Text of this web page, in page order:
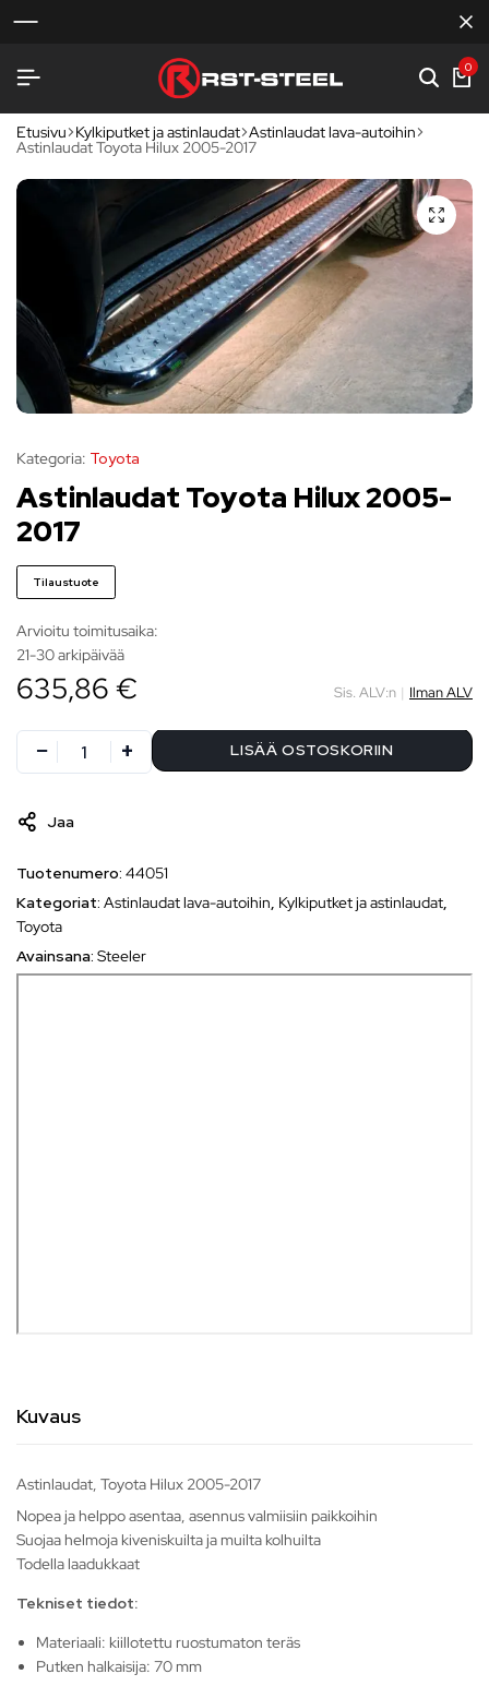
0
Etusivu Kylkiputket ja astinlaudat Astinlaudat lava-autoihin
Astinlaudat Toyota Hilux 2005-2017
Kategoria: Toyota
Astinlaudat Toyota Hilux 2005-
2017
Tilaustuote
Arvioitu toimitusaika:
21-30 arkipäivää
635,86 € Sis. ALV:n | Ilman ALV
LISÄÄ OSTOSKORIIN
Jaa
Tuotenumero: 44051
Kategoriat: Astinlaudat lava-autoihin, Kylkiputket ja astinlaudat,
Toyota
Avainsana: Steeler
Kuvaus
Astinlaudat, Toyota Hilux 2005-2017
Nopea ja helppo asentaa, asennus valmiisiin paikkoihin
Suojaa helmoja kiveniskuilta ja muilta kolhuilta
Todella laadukkaat
Tekniset tiedot:
Materiaali: kiillotettu ruostumaton teräs
Putken halkaisija: 70 mm